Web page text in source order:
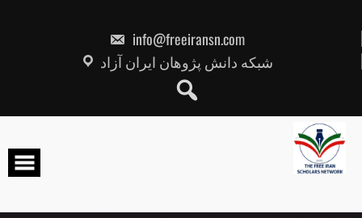
info@freeiransn.com
شبکه دانش پژوهان ایران آزاد